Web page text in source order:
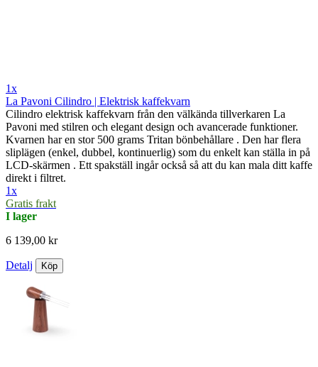
1x
La Pavoni Cilindro | Elektrisk kaffekvarn
Cilindro elektrisk kaffekvarn från den välkända tillverkaren La
Pavoni med stilren och elegant design och avancerade funktioner.
Kvarnen har en stor 500 grams Tritan bönbehållare . Den har flera
sliplägen (enkel, dubbel, kontinuerlig) som du enkelt kan ställa in på
LCD-skärmen . Ett spakställ ingår också så att du kan mala ditt kaffe
direkt i filtret.
1x
Gratis frakt
I lager
6 139,00 kr
Detalj Köp